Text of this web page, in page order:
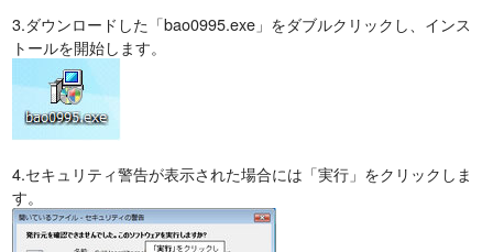
3.ダウンロードした「bao0995.exe」をダブルクリックし、インス
トールを開始します。
4.セキュリティ警告が表示された場合には「実行」をクリックしま
す。